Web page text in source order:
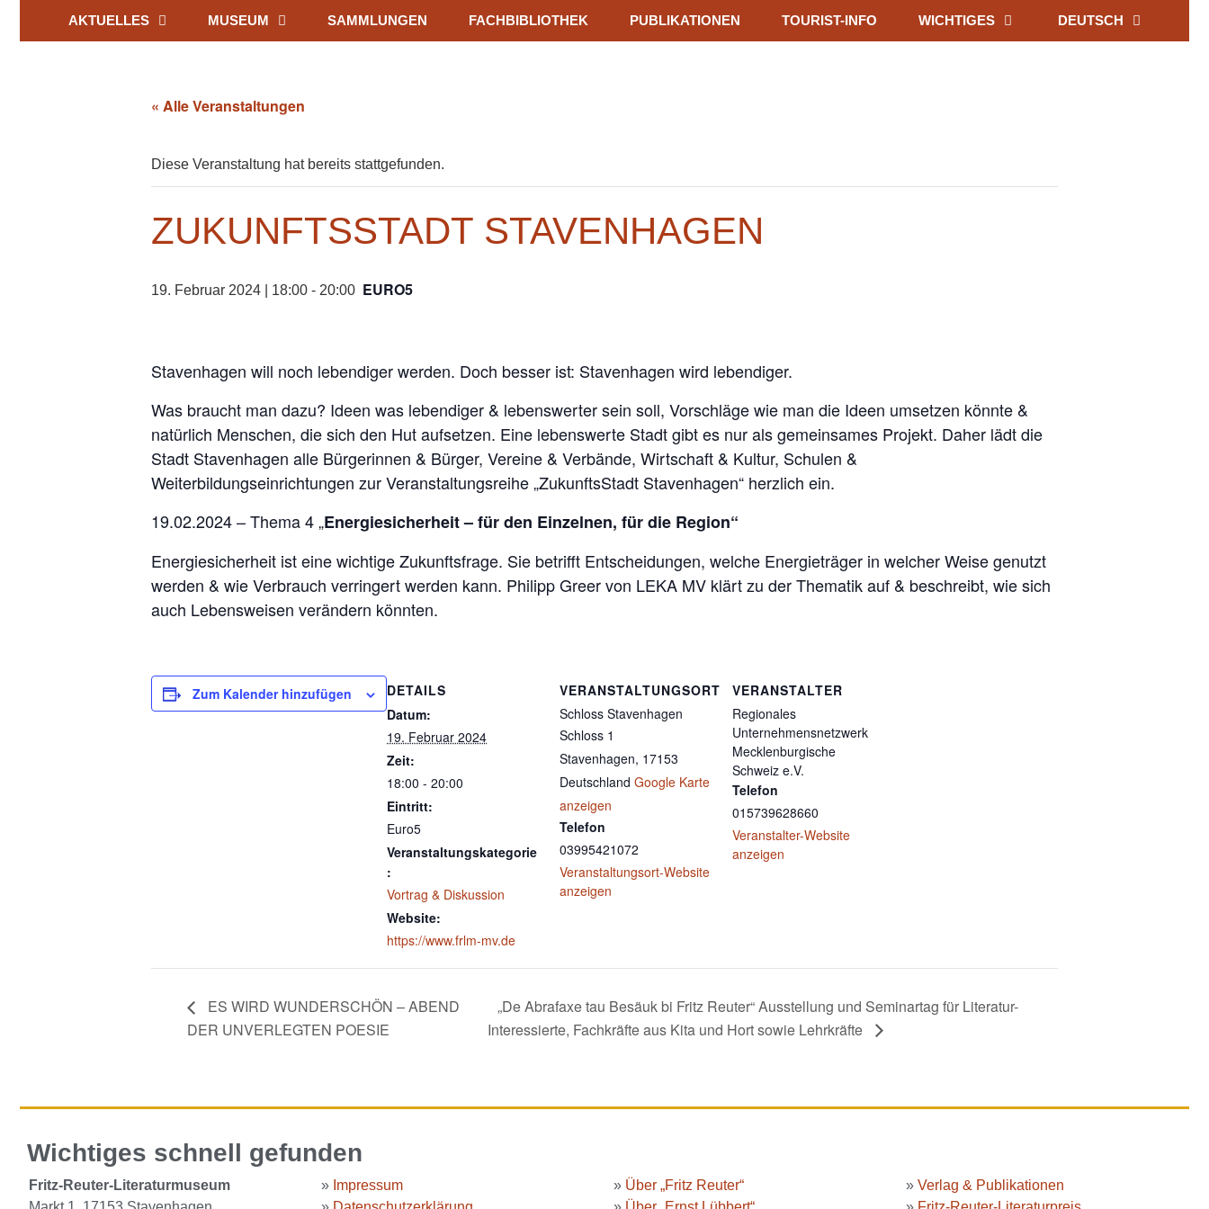
AKTUELLES MUSEUM SAMMLUNGEN FACHBIBLIOTHEK PUBLIKATIONEN TOURIST-INFO WICHTIGES DEUTSCH
« Alle Veranstaltungen
Diese Veranstaltung hat bereits stattgefunden.
ZUKUNFTSSTADT STAVENHAGEN
19. Februar 2024 | 18:00 - 20:00 EURO5
Stavenhagen will noch lebendiger werden. Doch besser ist: Stavenhagen wird lebendiger.
Was braucht man dazu? Ideen was lebendiger & lebenswerter sein soll, Vorschläge wie man die Ideen umsetzen könnte &
natürlich Menschen, die sich den Hut aufsetzen. Eine lebenswerte Stadt gibt es nur als gemeinsames Projekt. Daher lädt die
Stadt Stavenhagen alle Bürgerinnen & Bürger, Vereine & Verbände, Wirtschaft & Kultur, Schulen &
Weiterbildungseinrichtungen zur Veranstaltungsreihe „ZukunftsStadt Stavenhagen“ herzlich ein.
19.02.2024 – Thema 4 „Energiesicherheit – für den Einzelnen, für die Region“
Energiesicherheit ist eine wichtige Zukunftsfrage. Sie betrifft Entscheidungen, welche Energieträger in welcher Weise genutzt
werden & wie Verbrauch verringert werden kann. Philipp Greer von LEKA MV klärt zu der Thematik auf & beschreibt, wie sich
auch Lebensweisen verändern könnten.
Zum Kalender hinzufügen
DETAILS
Datum:
19. Februar 2024
Zeit:
18:00 - 20:00
Eintritt:
Euro5
Veranstaltungskategorie
:
Vortrag & Diskussion
Website:
https://www.frlm-mv.de
VERANSTALTUNGSORT
Schloss Stavenhagen
Schloss 1
Stavenhagen, 17153
Deutschland Google Karte
anzeigen
Telefon
03995421072
Veranstaltungsort-Website
anzeigen
VERANSTALTER
Regionales
Unternehmensnetzwerk
Mecklenburgische
Schweiz e.V.
Telefon
015739628660
Veranstalter-Website
anzeigen
ES WIRD WUNDERSCHÖN – ABEND
DER UNVERLEGTEN POESIE
„De Abrafaxe tau Besäuk bi Fritz Reuter“ Ausstellung und Seminartag für Literatur-
Interessierte, Fachkräfte aus Kita und Hort sowie Lehrkräfte
Wichtiges schnell gefunden
Fritz-Reuter-Literaturmuseum
» Impressum
» Über „Fritz Reuter“
» Verlag & Publikationen